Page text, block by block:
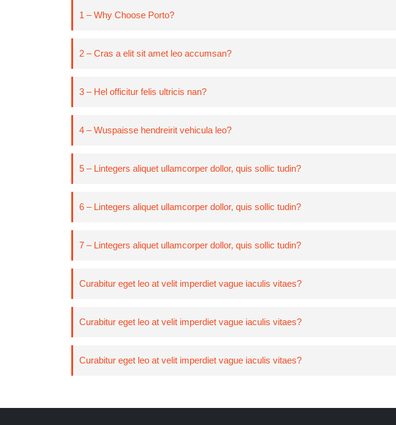
1 – Why Choose Porto?
2 – Cras a elit sit amet leo accumsan?
3 – Hel officitur felis ultricis nan?
4 – Wuspaisse hendreirit vehicula leo?
5 – Lintegers aliquet ullamcorper dollor, quis sollic tudin?
6 – Lintegers aliquet ullamcorper dollor, quis sollic tudin?
7 – Lintegers aliquet ullamcorper dollor, quis sollic tudin?
Curabitur eget leo at velit imperdiet vague iaculis vitaes?
Curabitur eget leo at velit imperdiet vague iaculis vitaes?
Curabitur eget leo at velit imperdiet vague iaculis vitaes?